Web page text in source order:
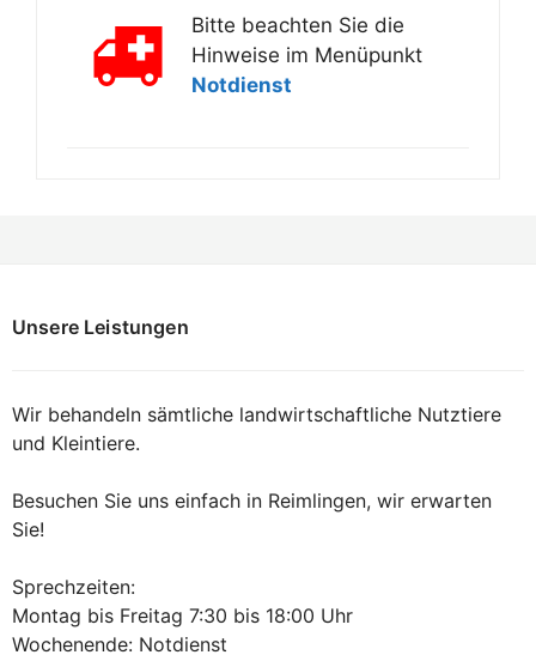
Bitte beachten Sie die
Hinweise im Menüpunkt
Notdienst
Unsere Leistungen
Wir behandeln sämtliche landwirtschaftliche Nutztiere
und Kleintiere.
Besuchen Sie uns einfach in Reimlingen, wir erwarten
Sie!
Sprechzeiten:
Montag bis Freitag 7:30 bis 18:00 Uhr
Wochenende: Notdienst